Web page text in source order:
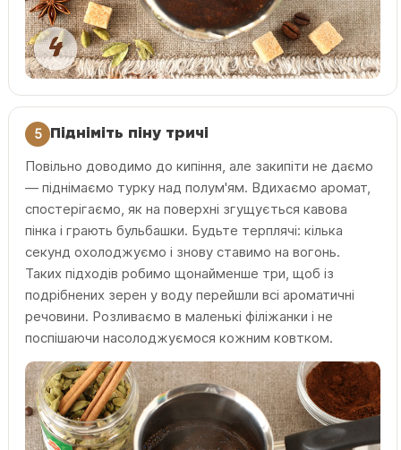
5 Підніміть піну тричі
Повільно доводимо до кипіння, але закипіти не даємо
— піднімаємо турку над полум'ям. Вдихаємо аромат,
спостерігаємо, як на поверхні згущується кавова
пінка і грають бульбашки. Будьте терплячі: кілька
секунд охолоджуємо і знову ставимо на вогонь.
Таких підходів робимо щонайменше три, щоб із
подрібнених зерен у воду перейшли всі ароматичні
речовини. Розливаємо в маленькі філіжанки і не
поспішаючи насолоджуємося кожним ковтком.